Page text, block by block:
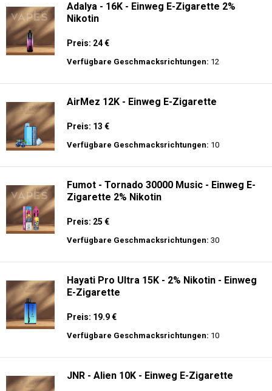
Adalya - 16K - Einweg E-Zigarette 2%
Nikotin
Preis: 24 €
Verfügbare Geschmacksrichtungen: 12
AirMez 12K - Einweg E-Zigarette
Preis: 13 €
Verfügbare Geschmacksrichtungen: 10
Fumot - Tornado 30000 Music - Einweg E-
Zigarette 2% Nikotin
Preis: 25 €
Verfügbare Geschmacksrichtungen: 30
Hayati Pro Ultra 15K - 2% Nikotin - Einweg
E-Zigarette
Preis: 19.9 €
Verfügbare Geschmacksrichtungen: 10
JNR - Alien 10K - Einweg E-Zigarette